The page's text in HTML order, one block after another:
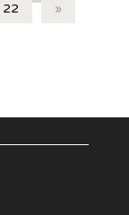
22 »